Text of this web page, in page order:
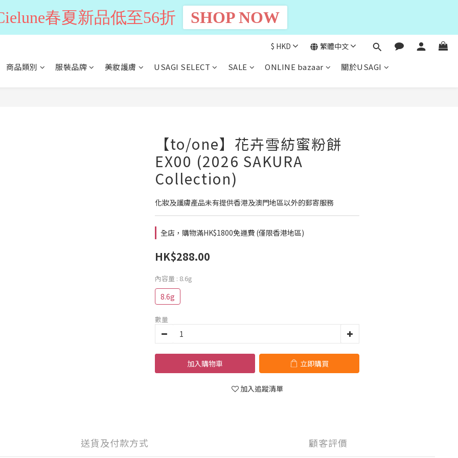
商品類別 服裝品牌 美妝護膚 USAGI SELECT SALE ONLINE bazaar 關於USAGI
$ HKD 繁體中文
【to/one】花卉雪紡蜜粉餅
EX00 (2026 SAKURA
Collection)
化妝及護膚產品未有提供香港及澳門地區以外的郵寄服務
全店，購物滿HK$1800免運費 (僅限香港地區)
HK$288.00
內容量 : 8.6g
8.6g
數量
加入購物車 立即購買
加入追蹤清單
送貨及付款方式 顧客評價
立即購買
春夏新品低至56折 SHOP NOW